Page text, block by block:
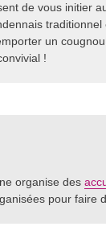
de vous initier
traditionnel
un
!
organise des
pour faire